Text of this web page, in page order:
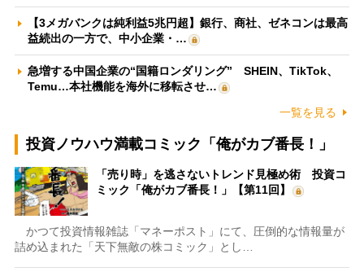
【3メガバンクは純利益5兆円超】銀行、商社、ゼネコンは最高
益続出の一方で、中小企業・…
急増する中国企業の“国籍ロンダリング” SHEIN、TikTok、
Temu…本社機能を海外に移転させ…
一覧を見る
投資ノウハウ満載コミック「俺がカブ番長！」
「売り時」を逃さないトレンド見極め術 投資コ
ミック「俺がカブ番長！」【第11回】
かつて投資情報雑誌「マネーポスト」にて、圧倒的な情報量が
詰め込まれた「天下無敵の株コミック」とし…